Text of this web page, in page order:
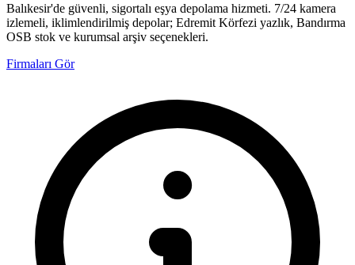
Balıkesir'de güvenli, sigortalı eşya depolama hizmeti. 7/24 kamera
izlemeli, iklimlendirilmiş depolar; Edremit Körfezi yazlık, Bandırma
OSB stok ve kurumsal arşiv seçenekleri.
Firmaları Gör